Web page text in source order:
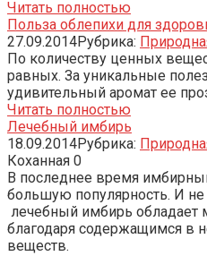
Читать полностью
Польза облепихи для
27.09.2014Рубрика:
По количеству ценных
равных. За уникальные
удивительный аромат ее
Читать полностью
Лечебный имбирь
18.09.2014Рубрика:
Коханная 0
В последнее время
большую популярность. И
лечебный имбирь обладает
благодаря содержащимся в
веществ.